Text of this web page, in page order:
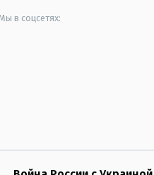
в соцсетях: